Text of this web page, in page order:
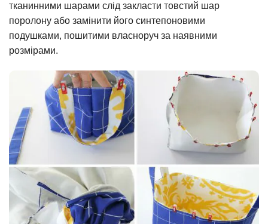
тканинними шарами слід закласти товстий шар
поролону або замінити його синтепоновими
подушками, пошитими власноруч за наявними
розмірами.